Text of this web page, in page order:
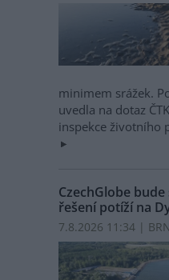
minimem srážek.
uvedla na dotaz
inspekce životního
CzechGlobe
řešení potíží na
7.8.2026 11:34 |